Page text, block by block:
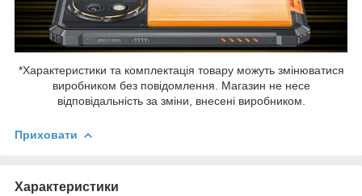
*Характеристики та комплектація товару можуть змінюватися
виробником без повідомлення. Магазин не несе
відповідальність за зміни, внесені виробником.
Приховати
Характеристики